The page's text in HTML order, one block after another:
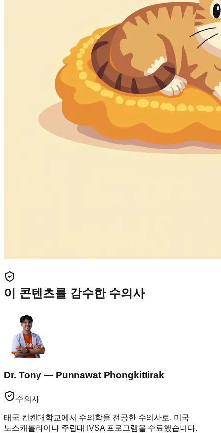
이 콘텐츠를 감수한 수의사
Dr. Tony — Punnawat Phongkittirak
수의사
태국 컨켄대학교에서 수의학을 전공한 수의사로, 미국
노스캐롤라이나 주립대 IVSA 프로그램을 수료했습니다.